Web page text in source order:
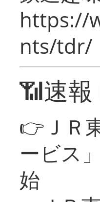
https://
nts/tdr/
📶速
👉ＪＲ
ービス
始